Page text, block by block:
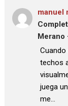
manuel
Merano
: “
techos
juega
me…
”